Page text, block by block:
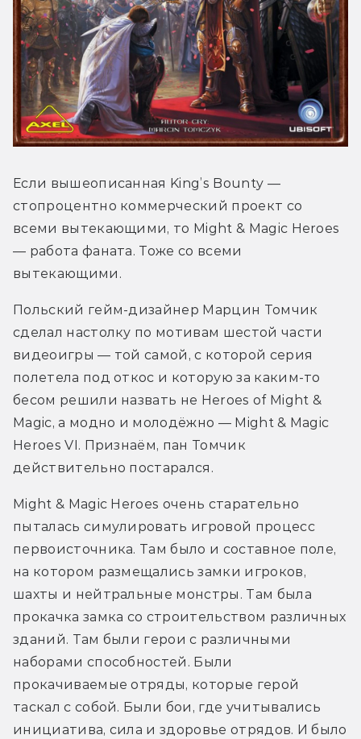
Если вышеописанная King’s Bounty —
стопроцентно коммерческий проект со
всеми вытекающими, то Might & Magic Heroes
— работа фаната. Тоже со всеми
вытекающими.
Польский гейм-дизайнер Марцин Томчик
сделал настолку по мотивам шестой части
видеоигры — той самой, с которой серия
полетела под откос и которую за каким-то
бесом решили назвать не Heroes of Might &
Magic, а модно и молодёжно — Might & Magic
Heroes VI. Признаём, пан Томчик
действительно постарался.
Might & Magic Heroes очень старательно
пыталась симулировать игровой процесс
первоисточника. Там было и составное поле,
на котором размещались замки игроков,
шахты и нейтральные монстры. Там была
прокачка замка со строительством различных
зданий. Там были герои с различными
наборами способностей. Были
прокачиваемые отряды, которые герой
таскал с собой. Были бои, где учитывались
инициатива, сила и здоровье отрядов. И было